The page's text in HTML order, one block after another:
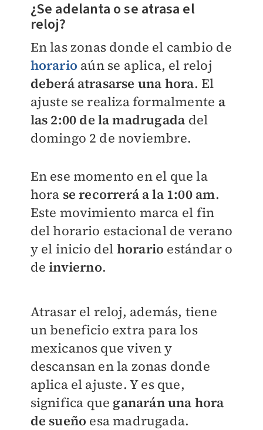
¿Se adelanta o se atrasa el
reloj?
En las zonas donde el cambio de
horario aún se aplica, el reloj
deberá atrasarse una hora. El
ajuste se realiza formalmente a
las 2:00 de la madrugada del
domingo 2 de noviembre.
En ese momento en el que la
hora se recorrerá a la 1:00 am.
Este movimiento marca el fin
del horario estacional de verano
y el inicio del horario estándar o
deinvierno.
Atrasar el reloj, además, tiene
un beneficio extra para los
mexicanos que viven y
descansan en la zonas donde
aplica el ajuste. Y es que,
significa que ganarán una hora
de sueño esa madrugada.